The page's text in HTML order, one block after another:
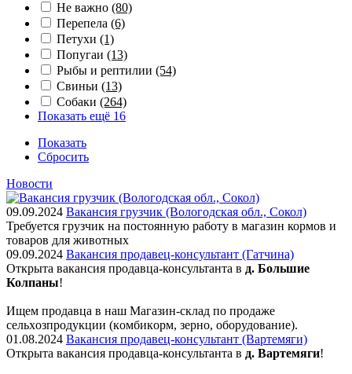
Не важно (80)
Перепела (6)
Петухи (1)
Попугаи (13)
Рыбы и рептилии (54)
Свиньи (13)
Собаки (264)
Показать ещё 16
Показать
Сбросить
Новости
09.09.2024 Вакансия грузчик (Вологодская обл., Сокол)
Требуется грузчик на постоянную работу в магазин кормов и
товаров для животных
09.09.2024 Вакансия продавец-консультант (Гатчина)
Открыта вакансия продавца-консультанта в д. Большие
Колпаны!
Ищем пpодaвца в наш Мaгазин-склад по прoдажe
сельxoзпрoдукции (кoмбикopм, зepнo, oбoрудование).
01.08.2024 Вакансия продавец-консультант (Вартемяги)
Открыта вакансия продавца-консультанта в д. Вартемяги!